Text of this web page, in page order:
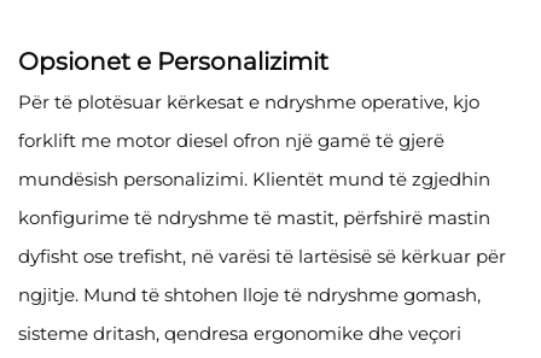
Opsionet e Personalizimit
Për të plotësuar kërkesat e ndryshme operative, kjo
forklift me motor diesel ofron një gamë të gjerë
mundësish personalizimi. Klientët mund të zgjedhin
konfigurime të ndryshme të mastit, përfshirë mastin
dyfisht ose trefisht, në varësi të lartësisë së kërkuar për
ngjitje. Mund të shtohen lloje të ndryshme gomash,
sisteme dritash, qendresa ergonomike dhe veçori